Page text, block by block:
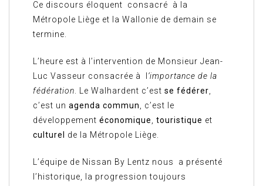
Ce discours éloquent consacré à la
Métropole Liège et la Wallonie de demain se
termine.
L’heure est à l’intervention de Monsieur Jean-
Luc Vasseur consacrée à l ’importance de la
fédération . Le Walhardent c’est se fédérer
c’est un agenda commun
, c’est le
développement économique touristique et
culturel
de la Métropole Liège.
L’équipe de Nissan By Lentz nous a présenté
l’historique, la progression toujours